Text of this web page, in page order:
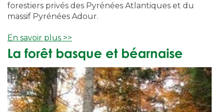
forestiers privés des Pyrénées Atlantiques et du
massif Pyrénées Adour.
En savoir plus >>
La forêt basque et béarnaise